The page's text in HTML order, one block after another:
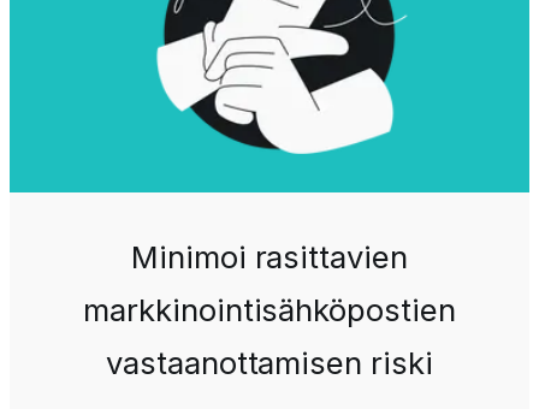
Minimoi rasittavien
markkinointisähköpostien
vastaanottamisen riski